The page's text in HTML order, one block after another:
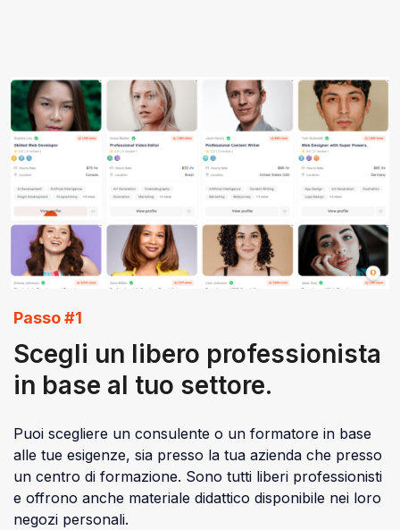
Passo #1
Scegli un libero professionista
in base al tuo settore.
Puoi scegliere un consulente o un formatore in base
alle tue esigenze, sia presso la tua azienda che presso
un centro di formazione. Sono tutti liberi professionisti
e offrono anche materiale didattico disponibile nei loro
negozi personali.